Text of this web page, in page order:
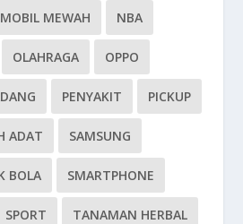
MOBIL MEWAH NBA
OLAHRAGA OPPO
PENYAKIT PICKUP
ADAT SAMSUNG
BOLA SMARTPHONE
SPORT TANAMAN HERBAL